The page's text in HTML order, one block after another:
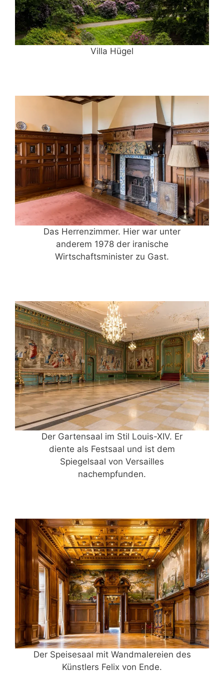
Villa Hügel
Das Herrenzimmer. Hier war unter
anderem 1978 der iranische
Wirtschaftsminister zu Gast.
Der Gartensaal im Stil Louis-XIV. Er
diente als Festsaal und ist dem
Spiegelsaal von Versailles
nachempfunden.
Der Speisesaal mit Wandmalereien des
Künstlers Felix von Ende.